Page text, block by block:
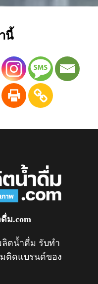
นี้
ม.com
ลิตน้ำดื่ม รับทำ
ติดแบรนด์ของ